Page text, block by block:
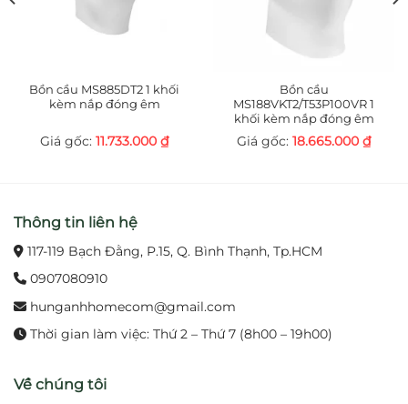
lắp đặt phổ biến
: 4.5 L (xả đại) / 3.0 L (xả tiểu) – tiết
: 0.05–0.70 MPa
Giá tham khảo
nhưng thị trường hiện có mức ưu đãi còn
khoảng 16–17 triệu đồng
Bảo hành: 2 năm, đi kèm van dừng và bích nối
sàn tiêu chuẩn
Bồn cầu MS885DT2 1 khối
kèm nắp đóng êm
11.733.000 ₫
Bồn cầu
MS188VKT2/T53P100VR 1
khối kèm nắp đóng êm
18.665.000 ₫
Thông tin liên hệ
117-119 Bạch Đằng, P.15, Q. Bình Thạnh, Tp.HCM
0907080910
hunganhhomecom@gmail.com
Thời gian làm việc: Thứ 2 – Thứ 7 (8h00 – 19h00)
Về chúng tôi